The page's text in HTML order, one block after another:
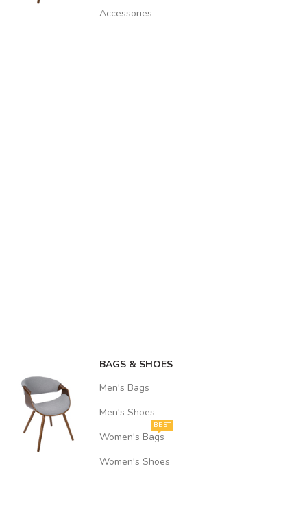
Accessories
BAGS & SHOES
Men's Bags
Men's Shoes
Women's Bags
BEST
Women's Shoes